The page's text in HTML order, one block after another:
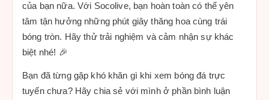
của bạn nữa. Với Socolive, bạn hoàn toàn có thể yên
tâm tận hưởng những phút giây thăng hoa cùng trái
bóng tròn. Hãy thử trải nghiệm và cảm nhận sự khác
biệt nhé! 🎉
Bạn đã từng gặp khó khăn gì khi xem bóng đá trực
tuyến chưa? Hãy chia sẻ với mình ở phần bình luận